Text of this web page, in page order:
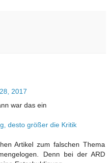
2017
war das ein
desto größer die Kritik
Artikel zum falschen Thema
Denn bei der ARD